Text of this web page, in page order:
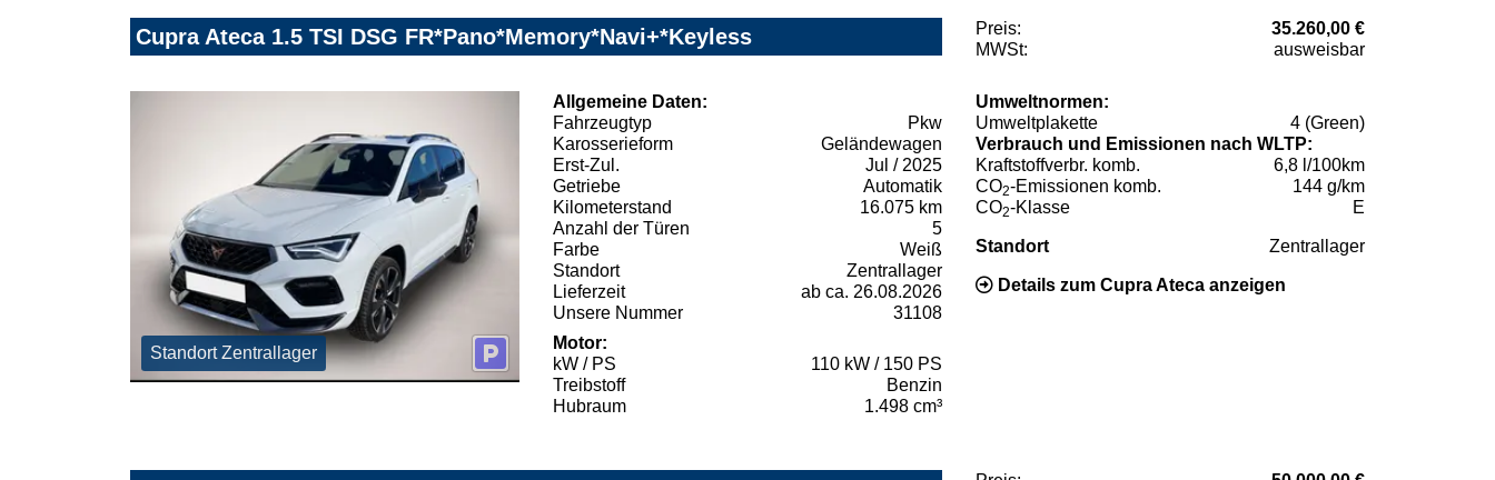
Cupra Ateca 1.5 TSI DSG FR*Pano*Memory*Navi+*Keyless Preis:
35.260,00 €
MWSt:
ausweisbar
Standort Zentrallager
Allgemeine Daten:
Fahrzeugtyp
Pkw
Karosserieform
Geländewagen
Erst-Zul.
Jul / 2025
Getriebe
Automatik
Kilometerstand
16.075 km
Anzahl der Türen
5
Farbe
Weiß
Standort
Zentrallager
Lieferzeit
ab ca. 26.08.2026
Unsere Nummer
31108
Motor:
kW / PS
110 kW / 150 PS
Treibstoff
Benzin
Hubraum
1.498 cm³
Umweltnormen:
Umweltplakette
4 (Green)
Verbrauch und Emissionen nach WLTP:
Kraftstoffverbr. komb.
6,8 l/100km
CO2-Emissionen komb.
144 g/km
CO2-Klasse E
Standort Zentrallager
Details zum Cupra Ateca anzeigen